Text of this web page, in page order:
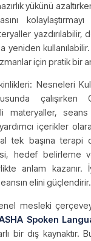
yükünü
yazdırılabilir,
yeniden
için pratik bir
Nesneleri
çalışırken
materyaller, seans
içerikler
tek başına terapi
hedef belirleme
anlam
elini güçlendirir.
mesleki
Spoken
bir dış kaynaktır.